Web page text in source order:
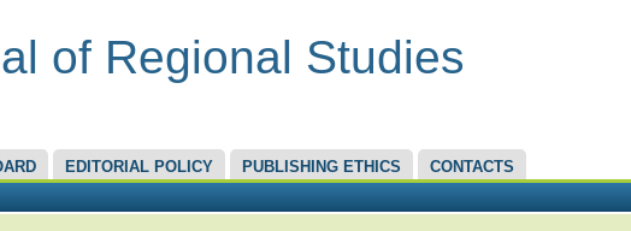
of Regional Studies
EDITORIAL POLICY PUBLISHING ETHICS CONTACTS